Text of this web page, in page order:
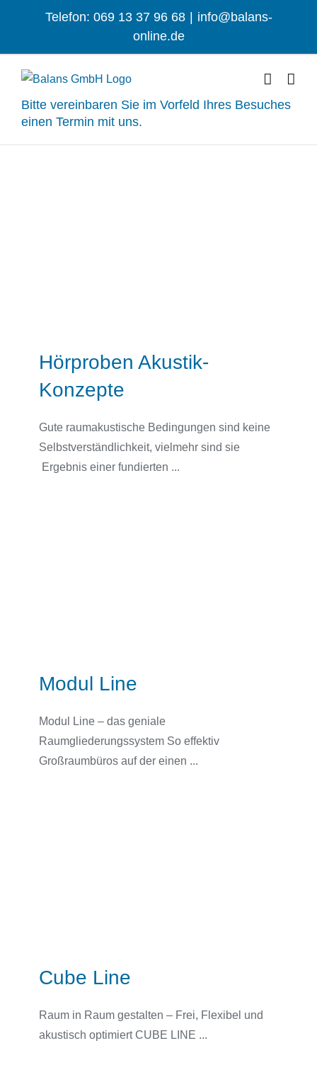
Telefon: 069 13 37 96 68 | info@balans-
online.de
Bitte vereinbaren Sie im Vorfeld Ihres Besuches
einen Termin mit uns.
Hörproben Akustik-
Konzepte
Gute raumakustische Bedingungen sind keine
Selbstverständlichkeit, vielmehr sind sie
Ergebnis einer fundierten ...
Modul Line
Modul Line – das geniale
Raumgliederungssystem So effektiv
Großraumbüros auf der einen ...
Cube Line
Raum in Raum gestalten – Frei, Flexibel und
akustisch optimiert CUBE LINE ...